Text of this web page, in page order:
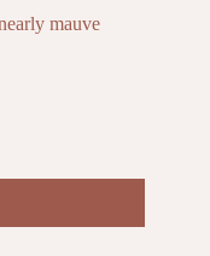
mauve